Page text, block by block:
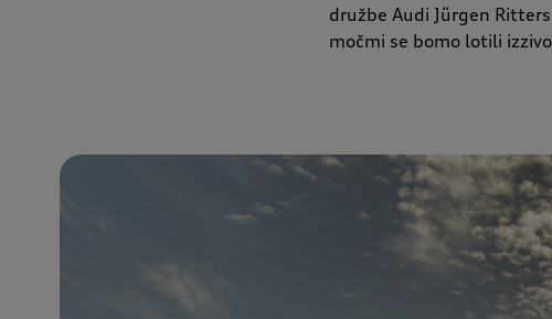
družbe Audi Jürgen
močmi se bomo lotili